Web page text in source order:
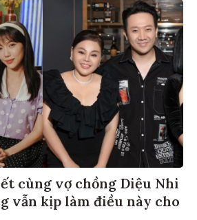
cùng vợ chồng Diệu Nhi
vẫn kịp làm điều này cho